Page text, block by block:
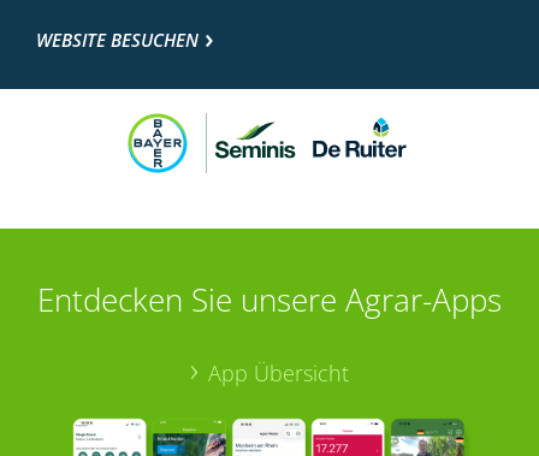
WEBSITE BESUCHEN
Entdecken Sie unsere Agrar-Apps
App Übersicht